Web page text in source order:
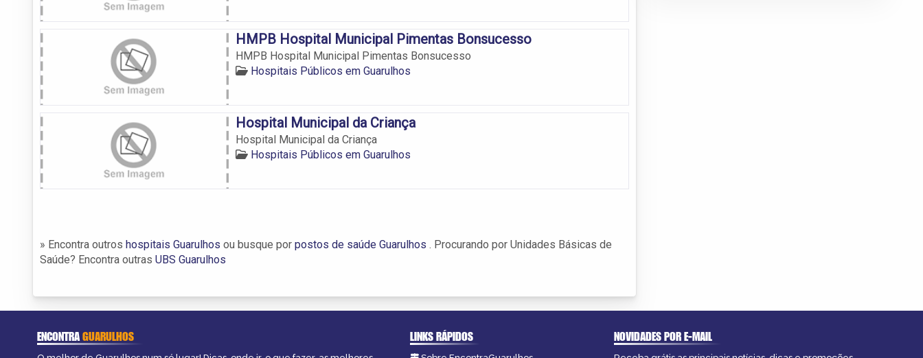
HMPB Hospital Municipal Pimentas Bonsucesso
HMPB Hospital Municipal Pimentas Bonsucesso
Hospitais Públicos em Guarulhos
Hospital Municipal da Criança
Hospital Municipal da Criança
Hospitais Públicos em Guarulhos
» Encontra outros hospitais Guarulhos ou busque por postos de saúde Guarulhos . Procurando por Unidades Básicas de
Saúde? Encontra outras UBS Guarulhos
ENCONTRAGUARULHOS LINKS RÁPIDOS NOVIDADES POR E-MAIL